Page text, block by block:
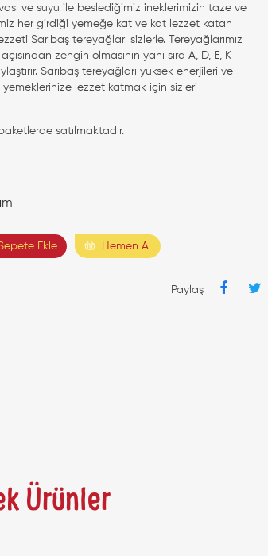
ve suyu ile beslediğimiz ineklerimizin taze ve
her girdiği yemeğe kat ve kat lezzet katan
Sarıbaş tereyağları sizlerle. Tereyağlarımız
zengin olmasının yanı sıra A, D, E, K
Sarıbaş tereyağları yüksek enerjileri ve
yemeklerinize lezzet katmak için sizleri
satılmaktadır.
Ekle Hemen Al
Paylaş
Ürünler